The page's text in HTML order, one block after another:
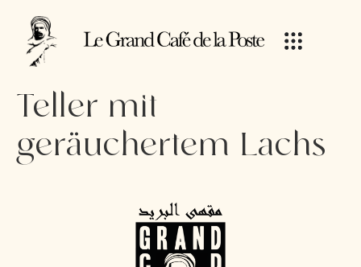
Teller mit
geräuchertem Lachs